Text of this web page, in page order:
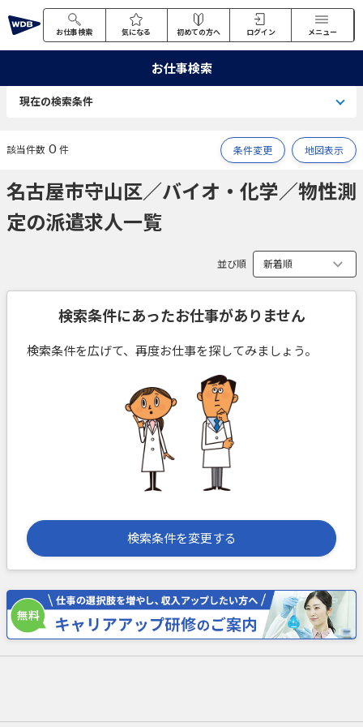
お仕事検索 気になる 初めての方へ ログイン メニュー
お仕事検索
現在の検索条件
該当件数 0 件 条件変更 地図表示
名古屋市守山区／バイオ・化学／物性測
定の派遣求人一覧
並び順
検索条件にあったお仕事がありません
検索条件を広げて、再度お仕事を探してみましょう。
検索条件を変更する